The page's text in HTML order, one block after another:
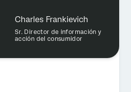
Charles Frankievich
Sr. Director de información y
acción del consumidor